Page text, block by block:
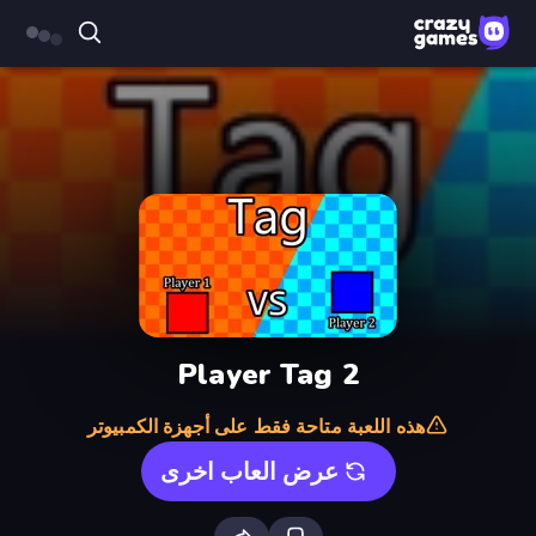
2 Player Tag
هذه اللعبة متاحة فقط على أجهزة الكمبيوتر
عرض العاب اخرى